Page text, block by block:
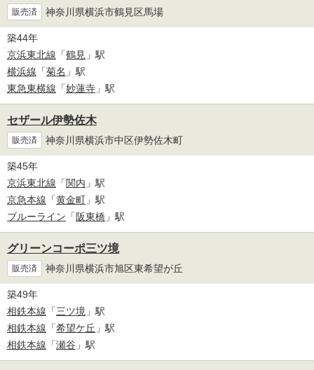
販売済 神奈川県横浜市鶴見区馬場
築44年
京浜東北線 「鶴見 」駅
横浜線 「菊名 」駅
東急東横線 「妙蓮寺 」駅
セザール伊勢佐木
販売済 神奈川県横浜市中区伊勢佐木町
築45年
京浜東北線 「関内 」駅
京急本線 「黄金町 」駅
ブルーライン 「 阪東橋 」駅
グリーンコーポ三ツ境
販売済 神奈川県横浜市旭区東希望が丘
築49年
相鉄本線 「三ツ境 」駅
相鉄本線 「希望ケ丘 」駅
相鉄本線 「瀬谷 」駅